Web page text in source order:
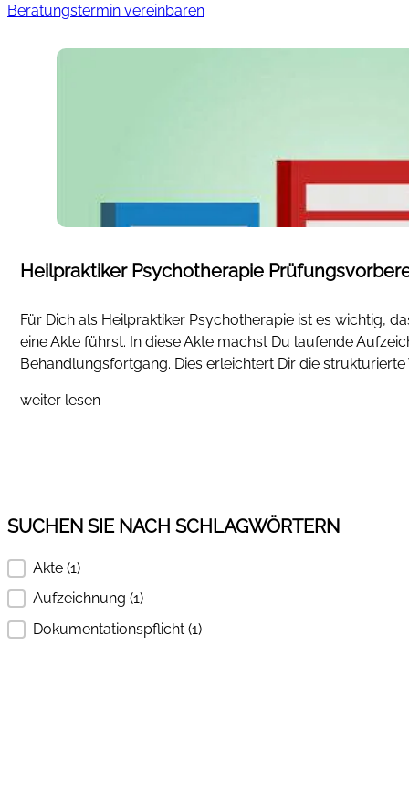
Beratungstermin vereinbaren
Heilpraktiker Psychotherapie
Für Dich als Heilpraktiker Psychotherapie ist es wichtig,
eine Akte führst. In diese Akte machst Du laufende
Behandlungsfortgang. Dies erleichtert Dir die strukturierte
weiter lesen
SUCHEN SIE NACH SCHLAGWÖRTERN
Akte (1)
Aufzeichnung (1)
Dokumentationspflicht (1)